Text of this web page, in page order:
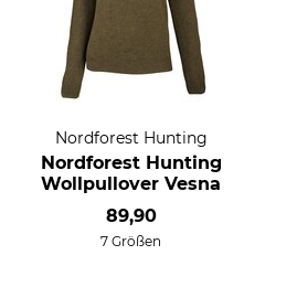
Nordforest Hunting
Nordforest Hunting
Wollpullover Vesna
89,90
7 Größen